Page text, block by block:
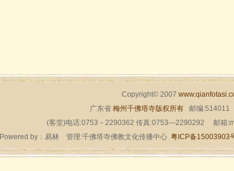
Copyright© 2007
广东省 梅州千佛塔寺版权所有邮编:514011
(客堂)电话:0753－2290362 传真:0753—2290292 邮箱
Powered by： 易林 管理:千佛塔寺佛教文化传播中心 粤ICP备15003903